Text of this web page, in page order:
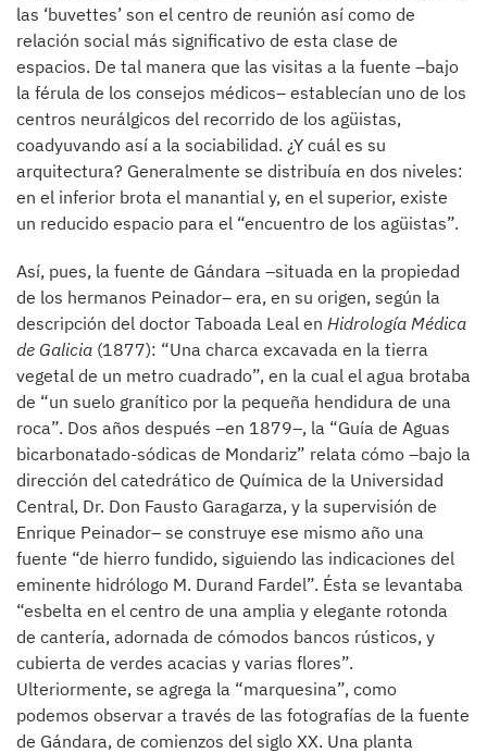
las ‘buvettes’ son el centro de reunión así como de
relación social más significativo de esta clase de
espacios. De tal manera que las visitas a la fuente –bajo
la férula de los consejos médicos– establecían uno de los
centros neurálgicos del recorrido de los agüistas,
coadyuvando así a la sociabilidad. ¿Y cuál es su
arquitectura? Generalmente se distribuía en dos niveles:
en el inferior brota el manantial y, en el superior, existe
un reducido espacio para el “encuentro de los agüistas”.
Así, pues, la fuente de Gándara –situada en la propiedad
de los hermanos Peinador– era, en su origen, según la
descripción del doctor Taboada Leal en Hidrología Médica
de Galicia (1877): “Una charca excavada en la tierra
vegetal de un metro cuadrado”, en la cual el agua brotaba
de “un suelo granítico por la pequeña hendidura de una
roca”. Dos años después –en 1879–, la “Guía de Aguas
bicarbonatado-sódicas de Mondariz” relata cómo –bajo la
dirección del catedrático de Química de la Universidad
Central, Dr. Don Fausto Garagarza, y la supervisión de
Enrique Peinador– se construye ese mismo año una
fuente “de hierro fundido, siguiendo las indicaciones del
eminente hidrólogo M. Durand Fardel”. Ésta se levantaba
“esbelta en el centro de una amplia y elegante rotonda
de cantería, adornada de cómodos bancos rústicos, y
cubierta de verdes acacias y varias flores”.
Ulteriormente, se agrega la “marquesina”, como
podemos observar a través de las fotografías de la fuente
de Gándara, de comienzos del siglo XX. Una planta